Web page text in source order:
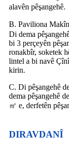
alavên pêşangehê.
B. Paviliona
Di dema
bi 3 perçeyên
ronakbîr, soketek
lintel a bi navê
kirin.
C. Di pêşangehê
dema pêşangehê
㎡ e, derfetên
DIRAVDANÎ